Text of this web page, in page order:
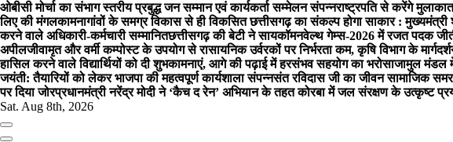
ओबीसी मोर्चा का संभाग स्तरीय प्रबुद्ध जन सम्मान एवं कार्यकर्ता सम्मेलन संपन्नराष्ट्रपति से करेंगे
लिए की मंगलकामनागांवों के समग्र विकास से ही विकसित छत्तीसगढ़ का संकल्प होगा साकार : मुख्यमंत्री
करने वाले अधिकारी-कर्मचारी सम्मानितछत्तीसगढ़ की बेटी ने सायकॉमनवेल्थ गेम्स-2026 में रजत पदक जीती
अपीलजीवामृत और वर्मी कम्पोस्ट के उपयोग से रासायनिक उर्वरकों पर निर्भरता कम, कृषि विभाग के
हासिल करने वाले विद्यार्थियों को दी शुभकामनाएं, आगे की पढ़ाई में हरसंभव सहयोग का भरोसाजामुल मंडल
जयंती: तैयारियों को लेकर भाजपा की महत्वपूर्ण कार्यशाला संपन्नसंत रविदास जी का जीवन सामाजिक
पर दिया जोरप्रधानमंत्री नरेंद्र मोदी ने ‘कैच द रेन’ अभियान के तहत कोरबा में जल संरक्षण के उत्कृष्ट
Sat. Aug 8th, 2026